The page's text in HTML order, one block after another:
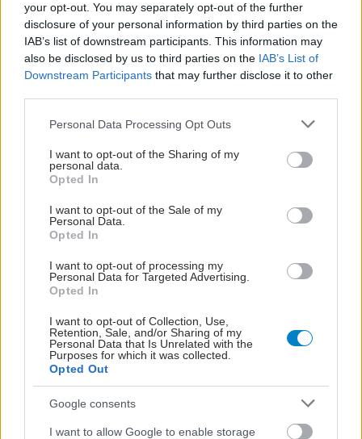
your opt-out. You may separately opt-out of the further
disclosure of your personal information by third parties on the
IAB’s list of downstream participants. This information may
also be disclosed by us to third parties on the IAB’s List of
Downstream Participants that may further disclose it to other
Please note that this website/app uses one or more Google
not limited to your visit or usage behaviour. You may click to
grant or deny consent to Google and its third-party tags to
use your data for below specified purposes in below Google
consent section.
Personal Data Processing Opt Outs
I want to opt-out of the Sharing of my
personal data.
Opted In
I want to opt-out of the Sale of my
Personal Data.
Opted In
I want to opt-out of processing my
Personal Data for Targeted Advertising.
Opted In
I want to opt-out of Collection, Use,
Retention, Sale, and/or Sharing of my
Personal Data that Is Unrelated with the
Purposes for which it was collected.
Opted Out
Google consents
I want to allow Google to enable storage
Πέμπτη, 09 Οκτωβρίου 2008, 17:06
από Χρόνια Αποφρακτική Πνευμονοπάθεια. Τα
αποτελέσματα πρόσφατης μελέτης δείχνουν ότι μπορεί να
βελτιωθεί, επί αρκετά μεγάλο χρονικό διάστημα, η